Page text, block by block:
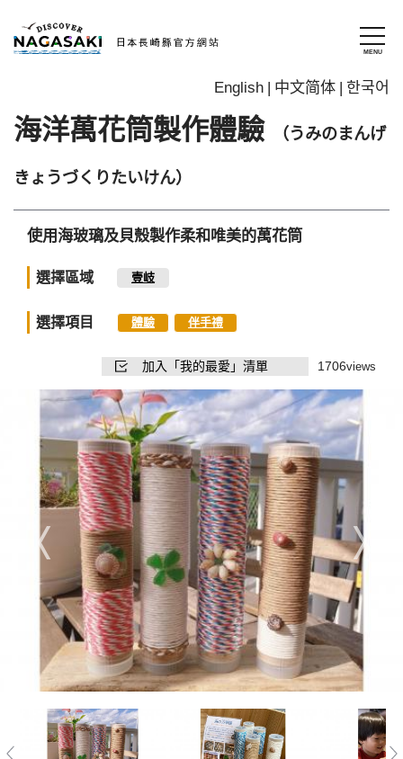
English 中文简体 한국어
海洋萬花筒製作體驗 （うみのまんげ
きょうづくりたいけん）
使用海玻璃及貝殼製作柔和唯美的萬花筒
選擇區域 壹岐
選擇項目 體驗 伴手禮
加入「我的最愛」清單 1706views